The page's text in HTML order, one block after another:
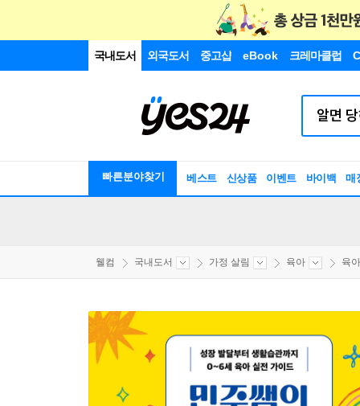
국내도서 외국도서 중고샵 eBook 크레마클럽
빠른분야찾기 베스트 신상품 이벤트 바이백 매
웰컴 국내도서 가정 살림 육아 육